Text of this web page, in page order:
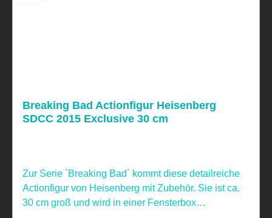
Breaking Bad Actionfigur Heisenberg
SDCC 2015 Exclusive 30 cm
Zur Serie `Breaking Bad´ kommt diese detailreiche
Actionfigur von Heisenberg mit Zubehör. Sie ist ca.
30 cm groß und wird in einer Fensterbox